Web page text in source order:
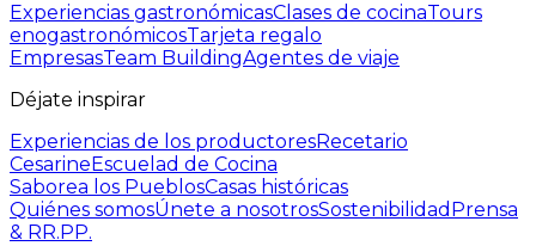
Experiencias gastronómicasClases de cocinaTours
enogastronómicosTarjeta regalo
EmpresasTeam BuildingAgentes de viaje
Déjate inspirar
Experiencias de los productoresRecetario
CesarineEscuelad de Cocina
Saborea los PueblosCasas históricas
Quiénes somosÚnete a nosotrosSostenibilidad Prensa
& RR.PP.